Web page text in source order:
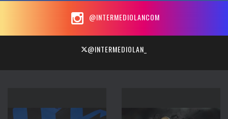
@INTERMEDIOLANCOM
@INTERMEDIOLAN_